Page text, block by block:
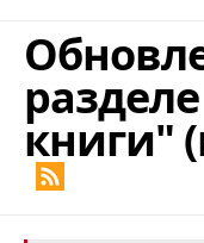
книги"